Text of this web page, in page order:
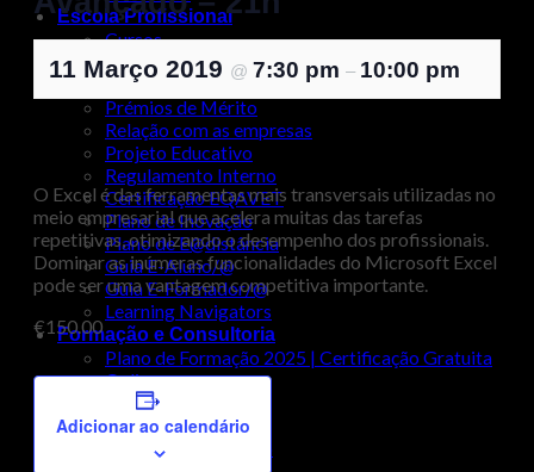
Escola Profissional
Cursos
Calendário Escolar
Erasmus+
Prémios de Mérito
Relação com as empresas
Projeto Educativo
Regulamento Interno
Certificação EQAVET
Plano de Inovação
Plano de E@distância
Guia E-Aluno/@
Guia E-Formador/@
Learning Navigators
Formação e Consultoria
Plano de Formação 2025 | Certificação Gratuita
Online
Formação Gratuita
Formação à Medida
Gestão de Formação
11 Março 2019 @ 7:30 pm – 10:00 pm
O Excel é das ferramentas mais transversais utilizadas no
meio empresarial que acelera muitas das tarefas
repetitivas, otimizando o desempenho dos profissionais.
Dominar as inúmeras funcionalidades do Microsoft Excel
pode ser uma vantagem competitiva importante.
€150.00
Adicionar ao calendário